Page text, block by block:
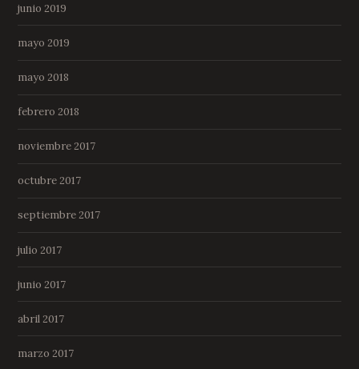
junio 2019
mayo 2019
mayo 2018
febrero 2018
noviembre 2017
octubre 2017
septiembre 2017
julio 2017
junio 2017
abril 2017
marzo 2017